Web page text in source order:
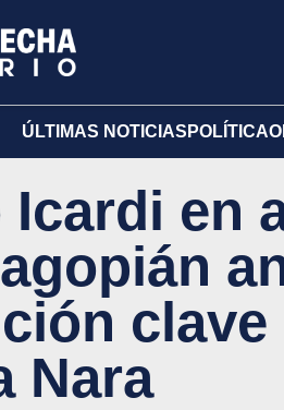
ÚLTIMAS NOTICIAS POLÍTICA
Icardi en
clave
Nara